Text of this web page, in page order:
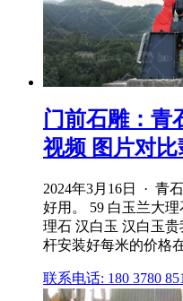
门前石雕：青
视频 图片对
2024年3月16日 · 青
好用。 59 白玉兰大
理石 汉白玉 汉白玉
杆安装好每米的价格
联系电话: 180 3780